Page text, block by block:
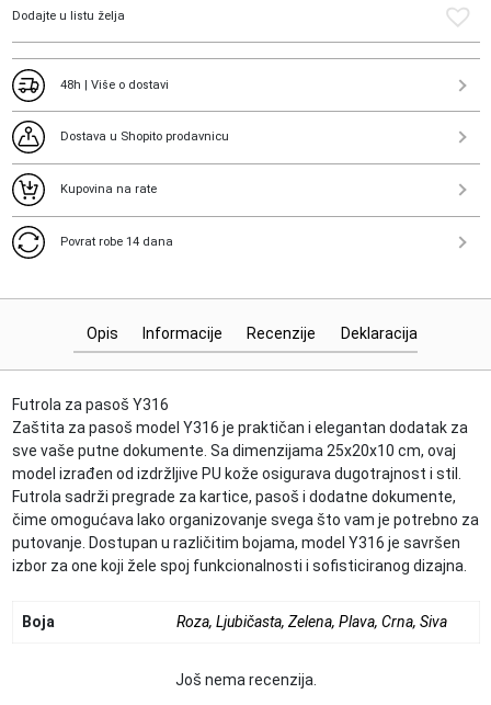
Dodajte u listu želja
48h | Više o dostavi
Dostava u Shopito prodavnicu
Kupovina na rate
Povrat robe 14 dana
Opis Deklaracija
Informacije Recenzije
Futrola za pasoš Y316
Zaštita za pasoš model Y316 je praktičan i elegantan dodatak za
sve vaše putne dokumente. Sa dimenzijama 25x20x10 cm, ovaj
model izrađen od izdržljive PU kože osigurava dugotrajnost i stil.
Futrola sadrži pregrade za kartice, pasoš i dodatne dokumente,
čime omogućava lako organizovanje svega što vam je potrebno za
putovanje. Dostupan u različitim bojama, model Y316 je savršen
izbor za one koji žele spoj funkcionalnosti i sofisticiranog dizajna.
Boja Roza, Ljubičasta, Zelena, Plava, Crna, Siva
Još nema recenzija.